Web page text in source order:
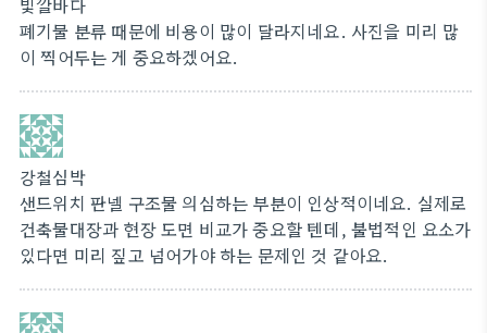
폐기물 분류 때문에 비용이 많이 달라지네요. 사진을 미리 많
이 찍어두는 게 중요하겠어요.
강철심박
샌드위치 판넬 구조물 의심하는 부분이 인상적이네요. 실제로
건축물대장과 현장 도면 비교가 중요할 텐데, 불법적인 요소가
있다면 미리 짚고 넘어가야 하는 문제인 것 같아요.